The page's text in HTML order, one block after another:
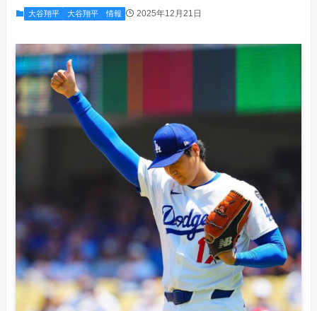
大谷翔平 大谷翔平 情報 2025年12月21日